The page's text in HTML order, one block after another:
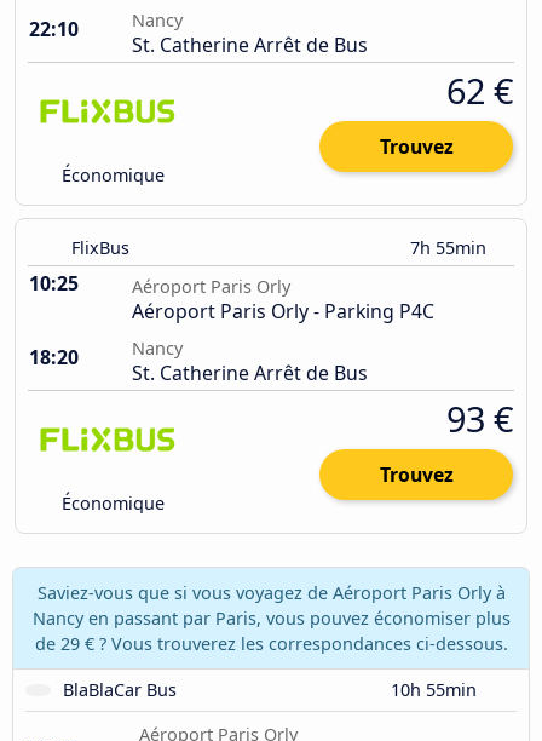
22:10
Nancy
St. Catherine Arrêt de Bus
Économique
62 €
Trouvez
FlixBus 7h 55min
10:25 Aéroport Paris Orly
Aéroport Paris Orly - Parking P4C
18:20
Nancy
St. Catherine Arrêt de Bus
Économique
93 €
Trouvez
Saviez-vous que si vous voyagez de Aéroport Paris Orly à
Nancy en passant par Paris, vous pouvez économiser plus
de 29 € ? Vous trouverez les correspondances ci-dessous.
BlaBlaCar Bus
10h 55min
Aéroport Paris Orly